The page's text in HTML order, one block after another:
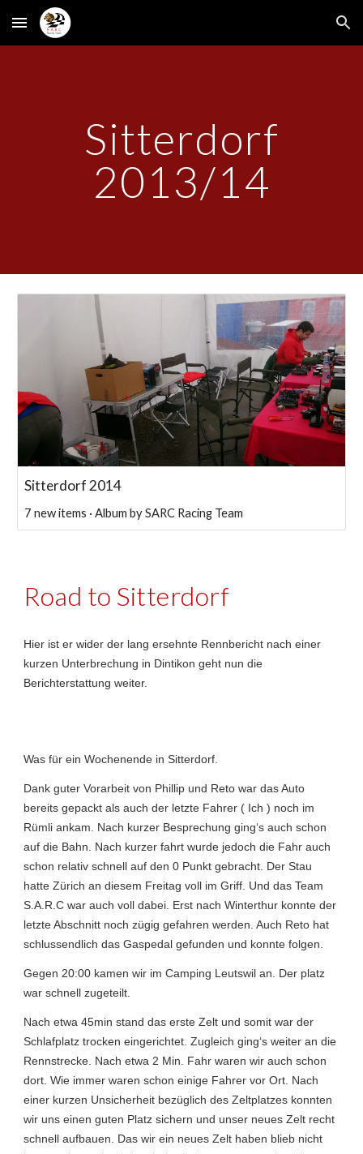
Skip to main content Skip to navigation
Sitterdorf
2013/14
Sitterdorf 2014
7 new items · Album by SARC Racing Team
Road to Sitterdorf
Hier ist er wider der lang ersehnte Rennbericht nach einer
kurzen Unterbrechung in Dintikon geht nun die
Berichterstattung weiter.
Was für ein Wochenende in Sitterdorf.
Dank guter Vorarbeit von Phillip und Reto war das Auto
bereits gepackt als auch der letzte Fahrer ( Ich ) noch im
Rümli ankam. Nach kurzer Besprechung ging‘s auch schon
auf die Bahn. Nach kurzer fahrt wurde jedoch die Fahr auch
schon relativ schnell auf den 0 Punkt gebracht. Der Stau
hatte Zürich an diesem Freitag voll im Griff. Und das Team
S.A.R.C war auch voll dabei. Erst nach Winterthur konnte der
letzte Abschnitt noch zügig gefahren werden. Auch Reto hat
schlussendlich das Gaspedal gefunden und konnte folgen.
Gegen 20:00 kamen wir im Camping Leutswil an. Der platz
war schnell zugeteilt.
Nach etwa 45min stand das erste Zelt und somit war der
Schlafplatz trocken eingerichtet. Zugleich ging‘s weiter an die
Rennstrecke. Nach etwa 2 Min. Fahr waren wir auch schon
dort. Wie immer waren schon einige Fahrer vor Ort. Nach
einer kurzen Unsicherheit bezüglich des Zeltplatzes konnten
wir uns einen guten Platz sichern und unser neues Zelt recht
schnell aufbauen. Das wir ein neues Zelt haben blieb nicht